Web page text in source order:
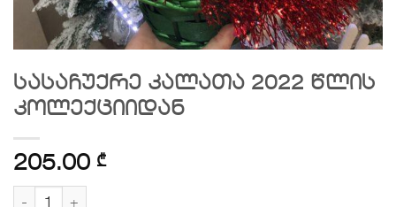
სასაჩუქრე კალათა 2022 წლის
კოლექციიდან
205.00 ₾
რაოდენობა: სასაჩუქრე კალათა 2022 წლის